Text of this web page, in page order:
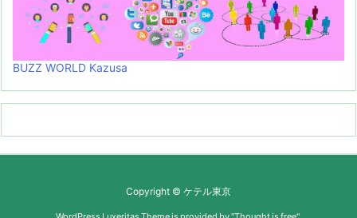
BUZZ WORLD Kazusa
Copyright © ケテル東京